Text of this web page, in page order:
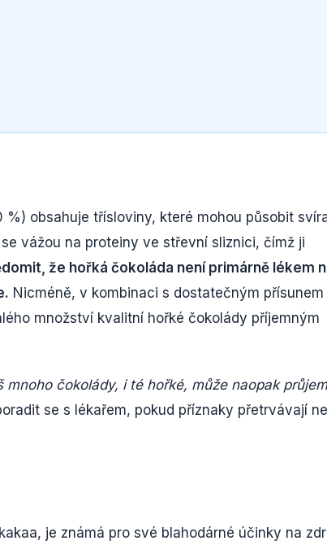
obsahuje třísloviny, které mohou působit
vážou na proteiny ve střevní sliznici, čímž ji
že hořká čokoláda není primárně lékem
Nicméně, v kombinaci s dostatečným přísunem
množství kvalitní hořké čokolády příjemným
mnoho čokolády, i té hořké, může naopak průjem
se s lékařem, pokud příznaky přetrvávají
je známá pro své blahodárné účinky na